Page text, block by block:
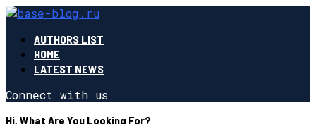
AUTHORS LIST
HOME
LATEST NEWS
Connect with us
Hi, What Are You Looking For?